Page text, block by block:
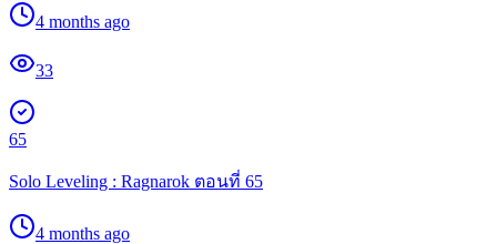
4 months ago
33
65
Solo Leveling : Ragnarok ตอนที่ 65
4 months ago